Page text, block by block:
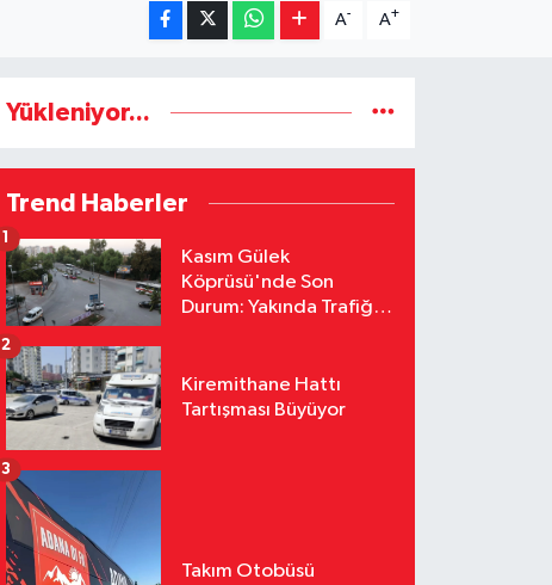
A- A+
Yükleniyor...
Trend Haberler
Kasım Gülek
Köprüsü'nde Son
Durum: Yakında Trafiğe
1
Kiremithane Hattı
Tartışması Büyüyor
2
Takım Otobüsü
3